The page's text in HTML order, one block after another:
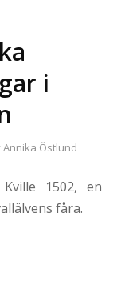
i
Annika Östlund
1502, en
fåra.